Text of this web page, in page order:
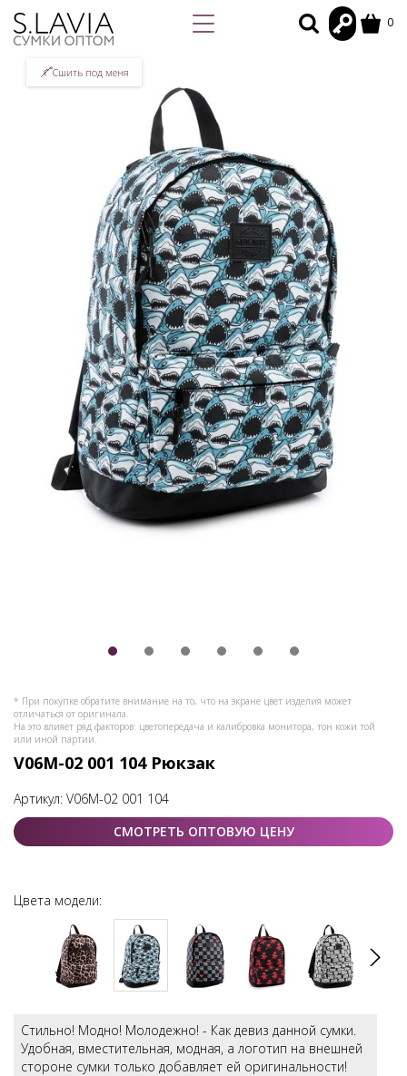
0
* При покупке обратите внимание на то, что на экране цвет изделия может
отличаться от оригинала.
На это влияет ряд факторов: цветопередача и калибровка монитора, тон кожи той
или иной партии.
Сшить под меня
V06M-02 001 104 Рюкзак
Артикул: V06M-02 001 104
СМОТРЕТЬ ОПТОВУЮ ЦЕНУ
Цвета модели:
Стильно! Модно! Молодежно! - Как девиз данной сумки.
Удобная, вместительная, модная, а логотип на внешней
стороне сумки только добавляет ей оригинальности!